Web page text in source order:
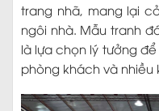
trang nhã, mang lại
ngôi nhà. Mẫu tranh
là lựa chọn lý tưởng
phòng khách và nhiều